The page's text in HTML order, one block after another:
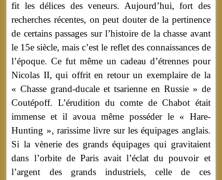
fit les délices des veneurs. Aujourd’hui, fort des
recherches récentes, on peut douter de la pertinence
de certains passages sur l’histoire de la chasse avant
le 15e siècle, mais c’est le reflet des connaissances de
l’époque. Ce fut même un cadeau d’étrennes pour
Nicolas II, qui offrit en retour un exemplaire de la
« Chasse grand-ducale et tsarienne en Russie » de
Coutépoff. L’érudition du comte de Chabot était
immense et il avoua même posséder le « Hare-
Hunting », rarissime livre sur les équipages anglais.
Si la vènerie des grands équipages qui gravitaient
dans l’orbite de Paris avait l’éclat du pouvoir et
l’argent des grands industriels, celle de ces